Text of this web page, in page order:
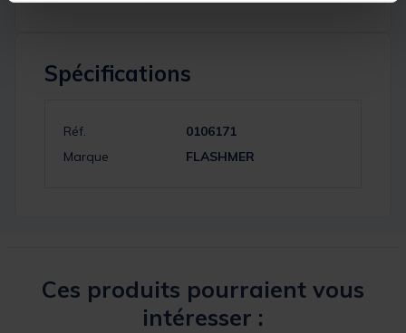
Spécifications
Réf.
0106171
Marque
FLASHMER
Ces produits pourraient vous
intéresser :